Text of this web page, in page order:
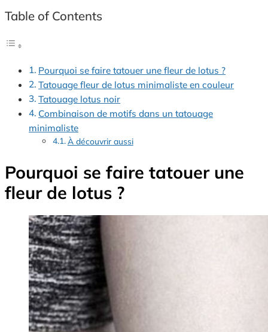
Table of Contents
Pourquoi se faire tatouer une fleur de lotus ?
Tatouage fleur de lotus minimaliste en couleur
Tatouage lotus noir
Combinaison de motifs dans un tatouage
minimaliste
À découvrir aussi
Pourquoi se faire tatouer une
fleur de lotus ?